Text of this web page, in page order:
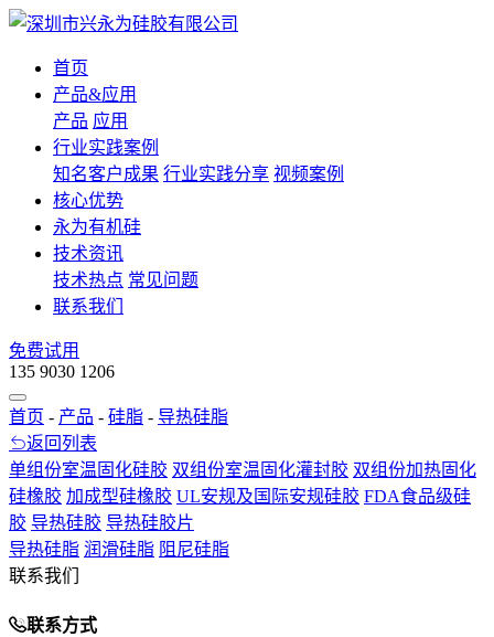
首页
产品&应用
产品 应用
行业实践案例
知名客户成果 行业实践分享 视频案例
核心优势
永为有机硅
技术资讯
技术热点 常见问题
联系我们
免费试用
135 9030 1206
首页 - 产品 - 硅脂 - 导热硅脂
返回列表
单组份室温固化硅胶 双组份室温固化灌封胶 双组份加热固化
硅橡胶 加成型硅橡胶 UL安规及国际安规硅胶 FDA食品级硅
胶 导热硅胶 导热硅胶片
导热硅脂 润滑硅脂 阻尼硅脂
联系我们
联系方式